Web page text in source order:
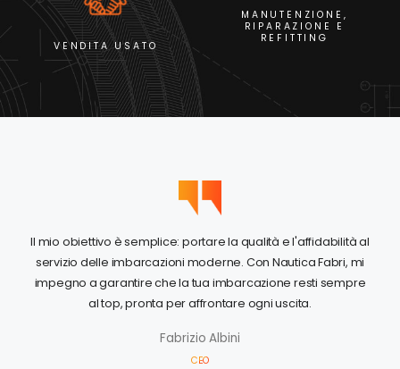
VENDITA USATO
MANUTENZIONE,
RIPARAZIONE E
REFITTING
Il mio obiettivo è semplice: portare la qualità e l'affidabilità al
servizio delle imbarcazioni moderne. Con Nautica Fabri, mi
impegno a garantire che la tua imbarcazione resti sempre
al top, pronta per affrontare ogni uscita.
Fabrizio Albini
CEO